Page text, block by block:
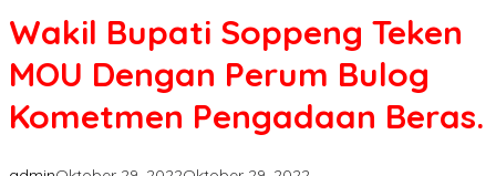
Teken
Dengan
Bulog
Kometmen
Wakil Bupati Soppeng Teken
MOU Dengan Perum Bulog
Kometmen Pengadaan Beras.